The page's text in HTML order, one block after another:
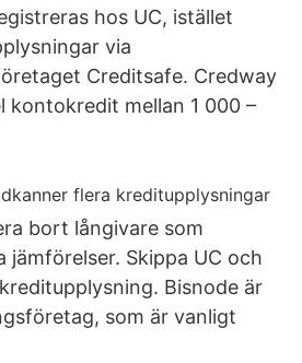
hos UC, istället
via
Creditsafe. Credway
kontokredit mellan 1 000 –
bort långivare som
jämförelser. Skippa UC och
Bisnode är
som är vanligt